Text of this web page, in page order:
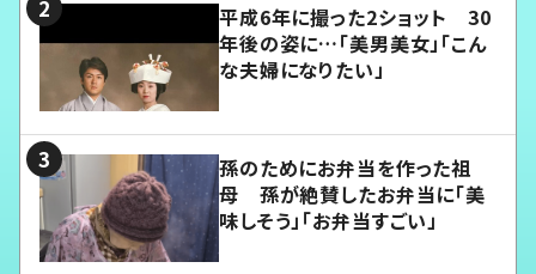
平成6年に撮った2ショット 30
年後の姿に…「美男美女」「こん
な夫婦になりたい」
孫のためにお弁当を作った祖
母 孫が絶賛したお弁当に「美
味しそう」「お弁当すごい」